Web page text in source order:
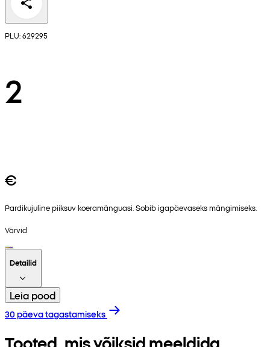
PLU: 629295
2
€
Pardikujuline piiksuv koeramänguasi. Sobib igapäevaseks mängimiseks.
Värvid
Detailid
Leia pood
30 päeva tagastamiseks
Tooted, mis võiksid meeldida